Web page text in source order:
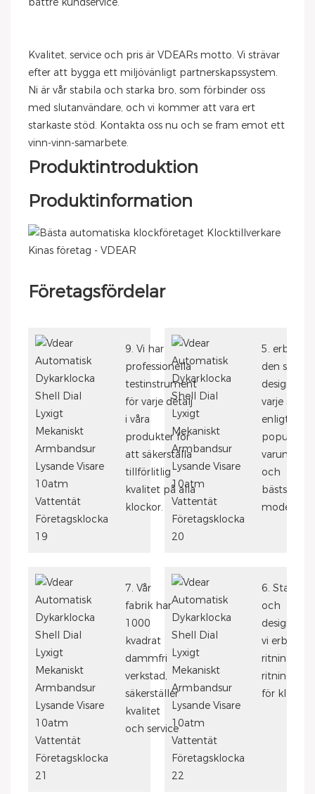
Kvalitet, service och pris är VDEARs motto. Vi strävar
efter att bygga ett miljövänligt partnerskapssystem.
Ni är vår stabila och starka bro, som förbinder oss
med slutanvändare, och vi kommer att vara ert
starkaste stöd. Kontakta oss nu och se fram emot ett
vinn-vinn-samarbete.
Produktintroduktion
Produktinformation
Företagsfördelar
9. Vi har
professionella
testinstrument
för varje detalj
i våra
produkter för
att säkerställa
tillförlitlig
kvalitet på alla
klockor.
5. erbjuder
den
designen
varje
enligt
populära
och
modeller
7. Vår
fabrik har
1000
kvadrat
dammfri
verkstad,
säkerställer
kvalitet
och service
6. Stark
och
vi erbjuder
ritning, 3D-
ritning och
för klocka